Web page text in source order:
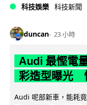
科技娛樂 科技新聞
duncan 23 小時
Audi 最慳電
彩造型曝光
Audi 呢部新車，能耗